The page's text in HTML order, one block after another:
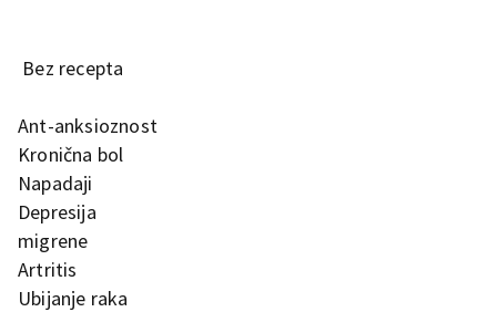
Bez recepta
Ant-anksioznost
Kronična bol
Napadaji
Depresija
migrene
Artritis
Ubijanje raka